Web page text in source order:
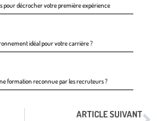
pour décrocher votre première expérience
idéal pour votre carrière ?
formation reconnue par les recruteurs ?
ARTICLE SUIVANT